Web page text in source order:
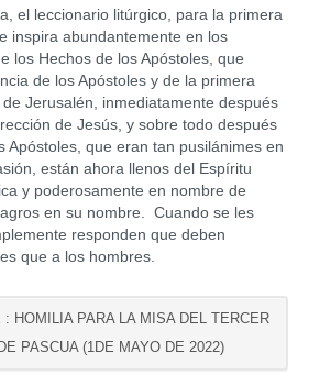
leccionario litúrgico, para la primera
inspira abundantemente en los
los Hechos de los Apóstoles, que
de los Apóstoles y de la primera
Jerusalén, inmediatamente después
de Jesús, y sobre todo después
Apóstoles, que eran tan pusilánimes en
están ahora llenos del Espíritu
y poderosamente en nombre de
en su nombre. Cuando se les
responden que deben
que a los hombres.
: HOMILIA PARA LA MISA DEL TERCER
PASCUA (1DE MAYO DE 2022)